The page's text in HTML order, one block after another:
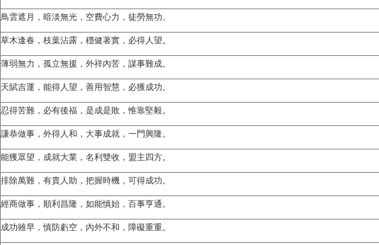
鳥雲遮月，暗淡無光，空費心力，徒勞無功。
草木逢春，枝葉沾露，穩健著實，必得人望。
薄弱無力，孤立無援，外祥內苦，謀事難成。
天賦吉運，能得人望，善用智慧，必獲成功。
忍得苦難，必有後福，是成是敗，惟靠堅毅。
謙恭做事，外得人和，大事成就，一門興隆。
能獲眾望，成就大業，名利雙收，盟主四方。
排除萬難，有貴人助，把握時機，可得成功。
經商做事，順利昌隆，如能慎始，百事亨通。
成功雖早，慎防虧空，內外不和，障礙重重。